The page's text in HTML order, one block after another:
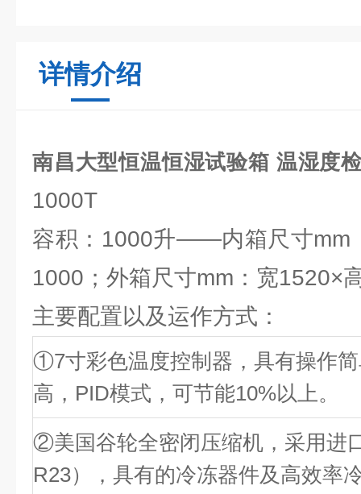
详情介绍
南昌大型恒温恒湿试验箱 温湿度
1000T
容积：1000升——内箱尺寸mm
1000；外箱尺寸mm：宽1520×
主要配置以及运作方式：
①7寸彩色温度控制器，具有操作
高，PID模式，可节能10%以上。
②美国谷轮全密闭压缩机，采用进
R23），具有的冷冻器件及高效率